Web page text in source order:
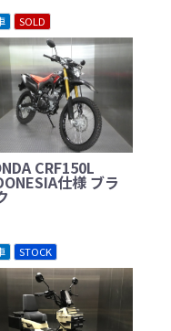
SOLD
CRF150L
仕様 ブラ
STOCK